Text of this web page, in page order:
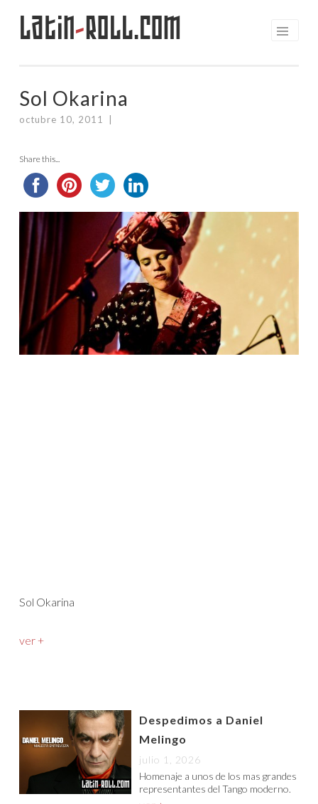
Saltar
Latin-Roll.com
Sol Okarina
octubre 10, 2011
Share this...
Sol Okarina
ver +
Despedimos a Daniel
Melingo
julio 1, 2026
Homenaje a unos de los mas grandes
representantes del Tango moderno.